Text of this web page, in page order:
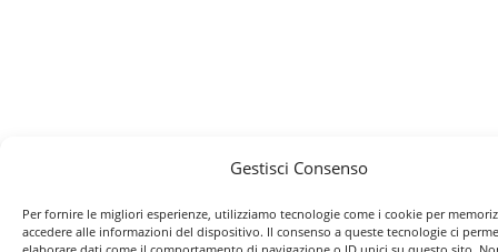
Gestisci Consenso
Per fornire le migliori esperienze, utilizziamo tecnologie come i cookie per
accedere alle informazioni del dispositivo. Il consenso a queste tecnologie ci